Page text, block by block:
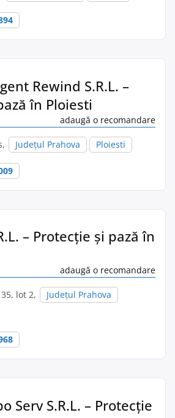
Rewind S.R.L. –
în Ploiesti
adaugă o recomandare
Județul Prahova Ploiesti
– Protecție și pază în
adaugă o recomandare
lot 2,
Județul Prahova
Serv S.R.L. – Protecție